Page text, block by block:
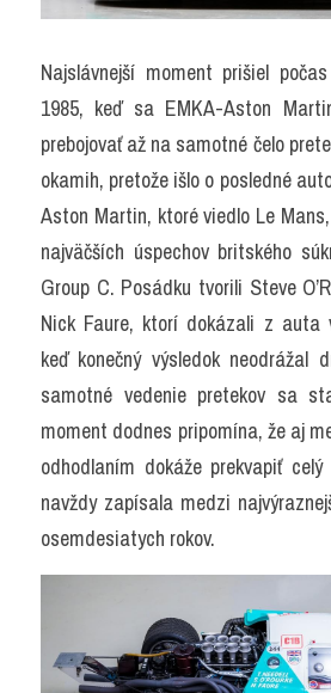
Najslávnejší moment prišiel
1985, keď sa EMKA-Aston
prebojovať až na samotné čelo
okamih, pretože išlo o posledné
Aston Martin, ktoré viedlo Le
najväčších úspechov britského
Group C. Posádku tvorili Steve
Nick Faure, ktorí dokázali z auta
keď konečný výsledok neodrážal
samotné vedenie pretekov sa
moment dodnes pripomína, že aj
odhodlaním dokáže prekvapiť
navždy zapísala medzi
osemdesiatych rokov.